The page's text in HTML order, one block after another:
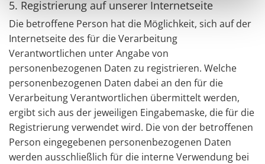
5. Registrierung auf unserer Internetseite
Die betroffene Person hat die Möglichkeit, sich auf der
Internetseite des für die Verarbeitung
Verantwortlichen unter Angabe von
personenbezogenen Daten zu registrieren. Welche
personenbezogenen Daten dabei an den für die
Verarbeitung Verantwortlichen übermittelt werden,
ergibt sich aus der jeweiligen Eingabemaske, die für die
Registrierung verwendet wird. Die von der betroffenen
Person eingegebenen personenbezogenen Daten
werden ausschließlich für die interne Verwendung bei